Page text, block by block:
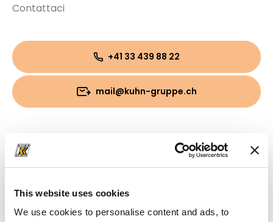
This website uses cookies
We use cookies to personalise content and ads, to
Contattaci
+41 33 439 88 22
mail@kuhn-gruppe.ch
Download
Cartella (PDF, 590.78 KB)